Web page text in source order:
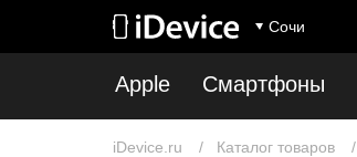
Сочи
Apple Смартфоны
iDevice.ru Каталог товаров